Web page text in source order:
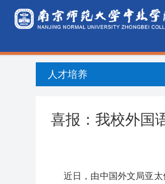
人才培养
喜报：我校外国
近日，由中国外文局亚